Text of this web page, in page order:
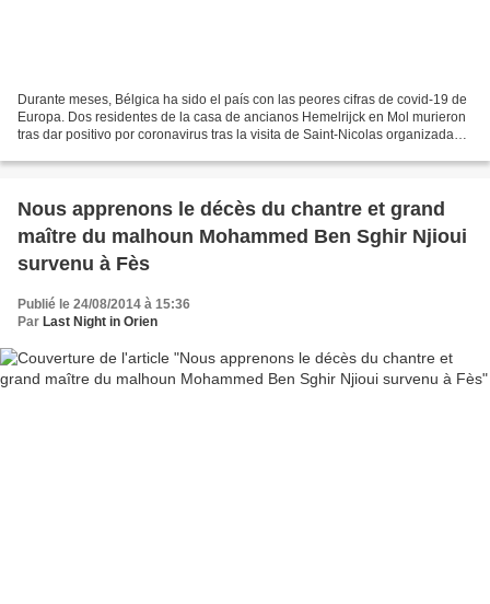
Durante meses, Bélgica ha sido el país con las peores cifras de covid-19 de
Europa. Dos residentes de la casa de ancianos Hemelrijck en Mol murieron
tras dar positivo por coronavirus tras la visita de Saint-Nicolas organizada
Nous apprenons le décès du chantre et grand
maître du malhoun Mohammed Ben Sghir Njioui
survenu à Fès
Publié le 24/08/2014 à 15:36
Par Last Night in Orien